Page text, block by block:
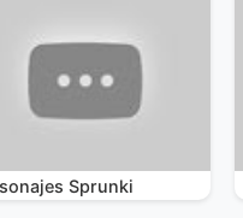
Sprunki